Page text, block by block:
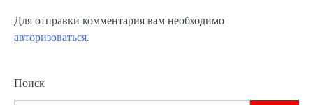
Для отправки комментария вам необходимо
авторизоваться.
Поиск